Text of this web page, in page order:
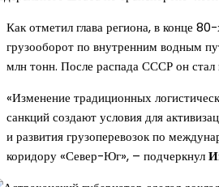
Как отметил глава региона, в конце
грузооборот по внутренним водным
млн тонн. После распада СССР он стал
«Изменение традиционных
санкций создают условия для
и развития грузоперевозок по
коридору «Север-Юг», – подчеркнул